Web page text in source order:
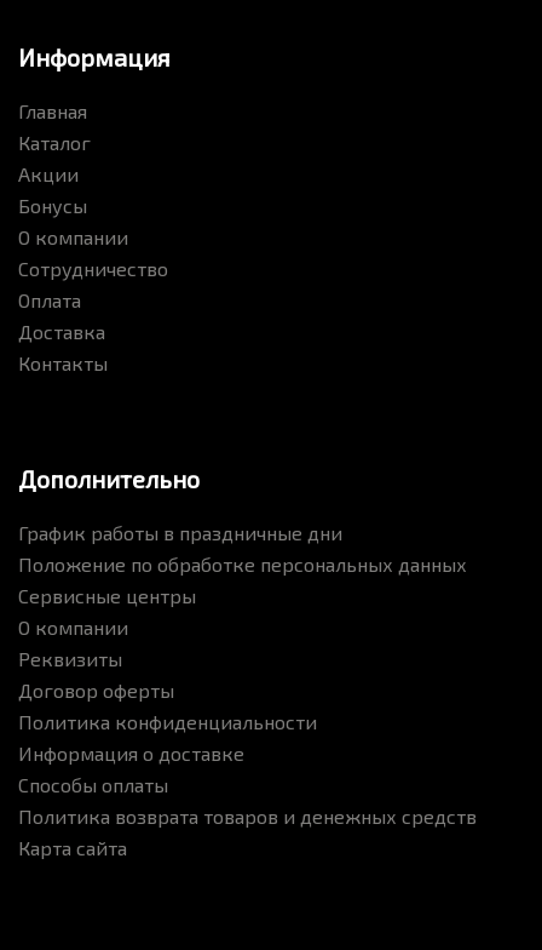
Информация
Главная
Каталог
Акции
Бонусы
О компании
Сотрудничество
Оплата
Доставка
Контакты
Дополнительно
График работы в праздничные дни
Положение по обработке персональных данных
Сервисные центры
О компании
Реквизиты
Договор оферты
Политика конфиденциальности
Информация о доставке
Способы оплаты
Политика возврата товаров и денежных средств
Карта сайта